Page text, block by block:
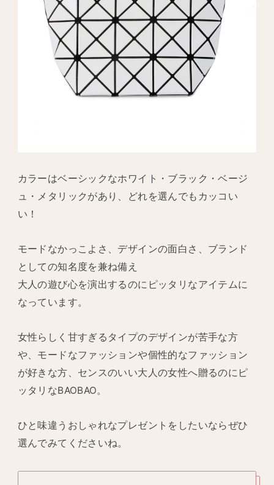
カラーはベーシックなホワイト・ブラック・ベージ
ュ・メタリックがあり、どれを選んでもカッコい
い！
モードなかっこよさ、デザインの面白さ、ブランド
としての知名度を兼ね備え
大人の遊び心を演出するのにピッタリなアイテムに
なっています。
女性らしく甘すぎるタイプのデザインが苦手な方
や、モードなファッションや個性的なファッション
が好きな方、センスのいい大人の女性へ贈るのにピ
ッタリなBAOBAO。
ひと味違うおしゃれなプレゼントをしたいならぜひ
選んでみてくださいね。